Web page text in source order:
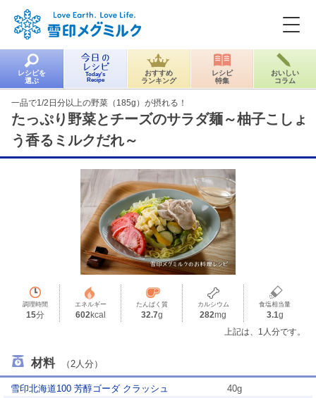
レシピを
選ぶ
Today's
Recipe
おすすめ
ランキング
レシピ
特集
おいしい
コラム
一品で1/2日分以上の野菜（185g）が摂れる！
たっぷり野菜とチーズのサラダ麺～柚子こしょ
う香るミルクだれ～
調理時間
15分
エネルギー
602kcal
たんぱく質
32.7g
カルシウム
282mg
食塩相当量
3.1g
上記は、1人分です。
材料 （2人分）
雪印北海道100 芳醇ゴーダ クラッシュ
40g